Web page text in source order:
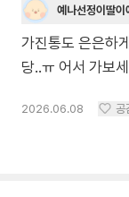
예나선정이딸이
가진통도 은은하
당..ㅠ 어서 가보
2026.06.08 공